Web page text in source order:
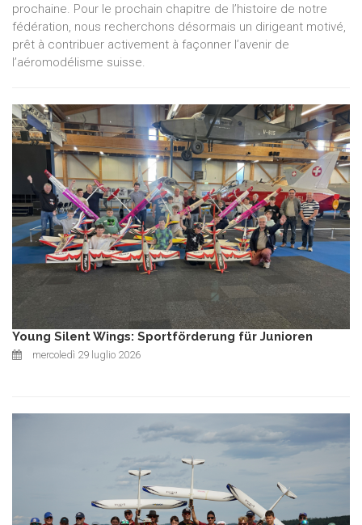
prochaine. Pour le prochain chapitre de l’histoire de notre
fédération, nous recherchons désormais un dirigeant motivé,
prêt à contribuer activement à façonner l’avenir de
l’aéromodélisme suisse.
Young Silent Wings: Sportförderung für Junioren
mercoledì 29 luglio 2026